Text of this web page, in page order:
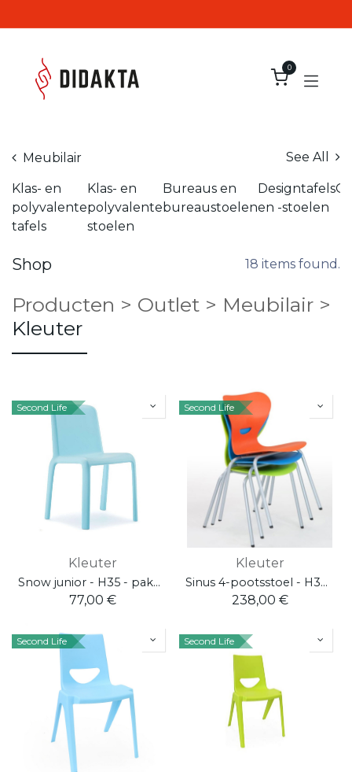
0
Meubilair See All
Klas- en
polyvalente
tafels
Klas- en
polyvalente
stoelen
Bureaus en
bureaustoelen
Designtafels
en -stoelen
Shop 18 items found.
Producten > Outlet > Meubilair >
Kleuter
Second Life
Kleuter
Snow junior - H35 - pakket 3 stuks
77,00 €
Second Life
Kleuter
Sinus 4-pootsstoel - H34 - pakket 6 stuks
238,00 €
Second Life Second Life